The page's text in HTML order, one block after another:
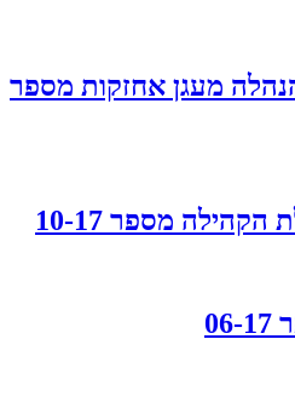
מעגן אחזקות מספר
מספר 10-17